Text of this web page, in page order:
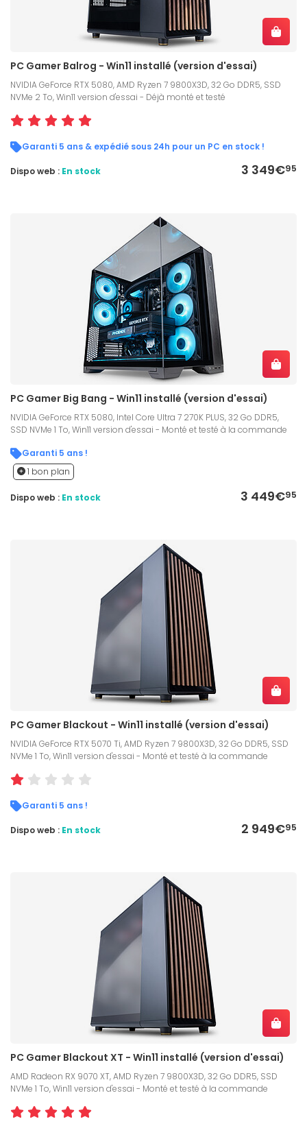
PC Gamer Balrog - Win11 installé (version d'essai)
NVIDIA GeForce RTX 5080, AMD Ryzen 7 9800X3D, 32 Go DDR5, SSD
NVMe 2 To, Win11 version d'essai - Déjà monté et testé
Garanti 5 ans & expédié sous 24h pour un PC en stock !
3 349€95
Dispo web : En stock
PC Gamer Big Bang - Win11 installé (version d'essai)
NVIDIA GeForce RTX 5080, Intel Core Ultra 7 270K PLUS, 32 Go DDR5,
SSD NVMe 1 To, Win11 version d'essai - Monté et testé à la commande
Garanti 5 ans !
1 bon plan
3 449€95
Dispo web : En stock
PC Gamer Blackout - Win11 installé (version d'essai)
NVIDIA GeForce RTX 5070 Ti, AMD Ryzen 7 9800X3D, 32 Go DDR5, SSD
NVMe 1 To, Win11 version d'essai - Monté et testé à la commande
Garanti 5 ans !
2 949€95
Dispo web : En stock
PC Gamer Blackout XT - Win11 installé (version d'essai)
AMD Radeon RX 9070 XT, AMD Ryzen 7 9800X3D, 32 Go DDR5, SSD
NVMe 1 To, Win11 version d'essai - Monté et testé à la commande